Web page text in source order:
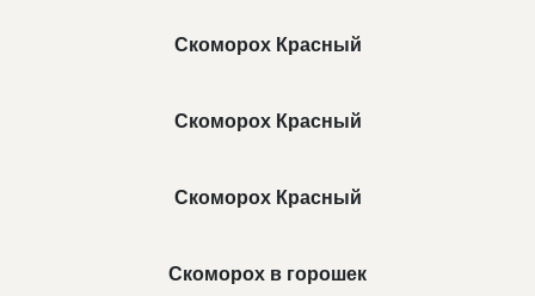
Скоморох Красный
Скоморох Красный
Скоморох Красный
Скоморох в горошек